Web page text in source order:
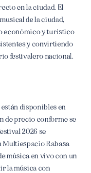
en la ciudad. El
de la ciudad,
económico y turístico
y convirtiendo
festivalero nacional.
disponibles en
de precio conforme se
2026 se
Multiespacio Rabasa
música en vivo con un
la música con